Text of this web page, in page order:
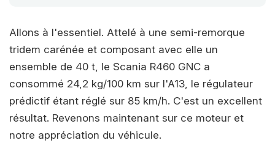
Allons à l'essentiel. Attelé à une semi-remorque
tridem carénée et composant avec elle un
ensemble de 40 t, le Scania R460 GNC a
consommé 24,2 kg/100 km sur l'A13, le régulateur
prédictif étant réglé sur 85 km/h. C'est un excellent
résultat. Revenons maintenant sur ce moteur et
notre appréciation du véhicule.